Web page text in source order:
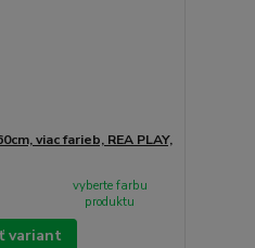
viac farieb, REA PLAY,
vyberte farbu
produktu
variant